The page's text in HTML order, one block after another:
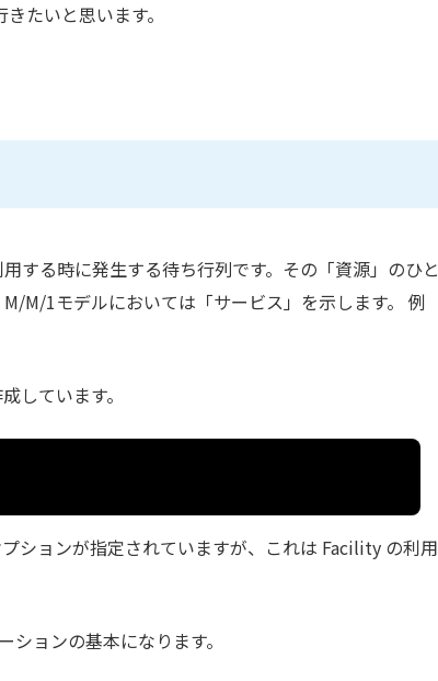
たいと思います。
する時に発生する待ち行列です。その「資源」のひと
M/1モデルにおいては「サービス」を示します。 例
しています。
ションが指定されていますが、これは Facility の利用
ョンの基本になります。